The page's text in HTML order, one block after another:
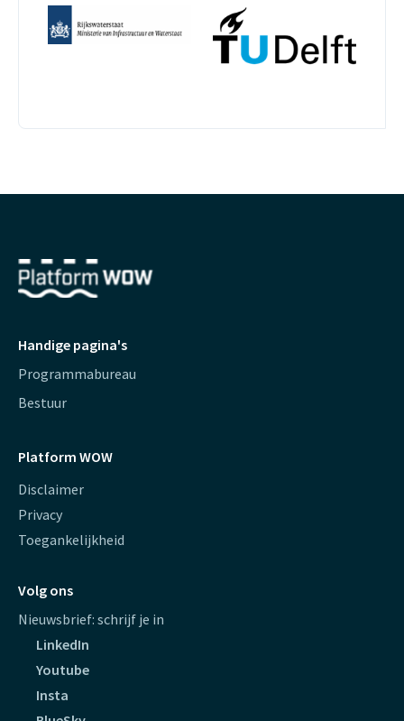
Handige pagina's
Programmabureau
Bestuur
Platform WOW
Disclaimer
Privacy
Toegankelijkheid
Volg ons
Nieuwsbrief: schrijf je in
LinkedIn
Youtube
Insta